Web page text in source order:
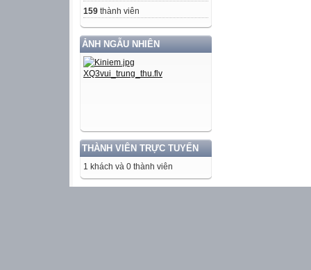
159 thành viên
ẢNH NGẪU NHIÊN
THÀNH VIÊN TRỰC TUYẾN
1 khách và 0 thành viên